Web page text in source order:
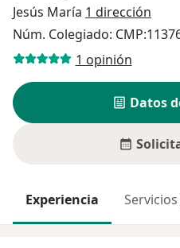
Jesús María 1 dirección
Núm. Colegiado:
1 opinión
Datos
Experiencia